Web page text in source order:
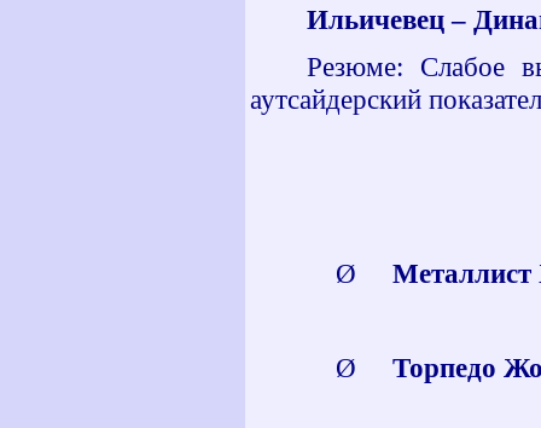
Ильичевец –
Резюме: Слабое
аутсайдерский
Ø Металлист
Ø Торпедо